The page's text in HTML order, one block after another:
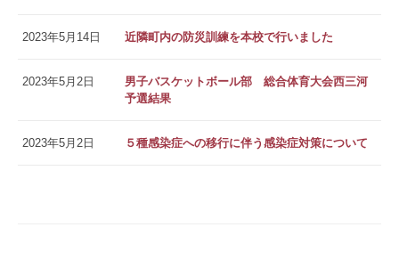
2023年5月14日 近隣町内の防災訓練を本校で行いました
2023年5月2日
男子バスケットボール部 総合体育大会西三河
予選結果
2023年5月2日 ５種感染症への移行に伴う感染症対策について